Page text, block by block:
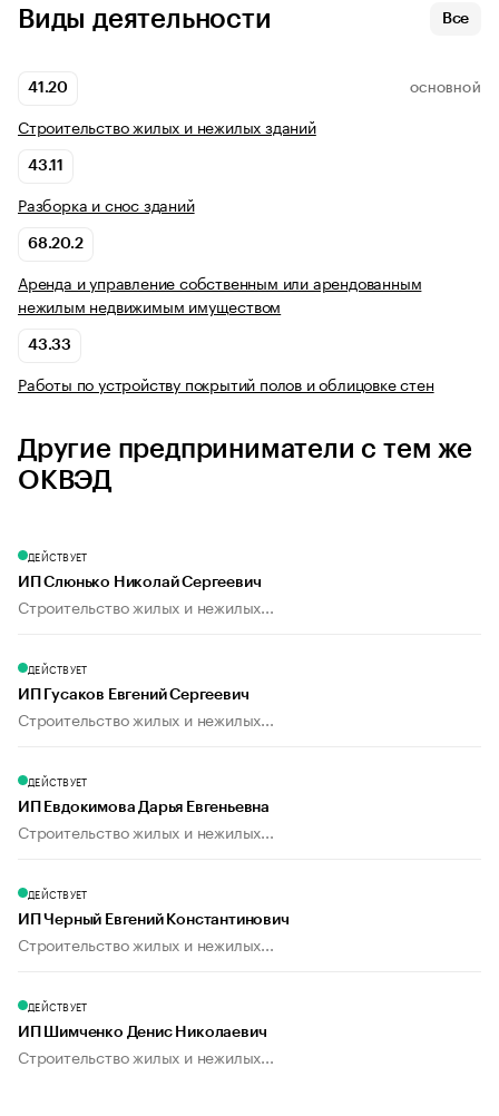
Виды деятельности Все
41.20 ОСНОВНОЙ
Строительство жилых и нежилых зданий
43.11
Разборка и снос зданий
68.20.2
Аренда и управление собственным или арендованным
нежилым недвижимым имуществом
43.33
Работы по устройству покрытий полов и облицовке стен
Другие предприниматели с тем же
ОКВЭД
ДЕЙСТВУЕТ
ИП Слюнько Николай Сергеевич
Строительство жилых и нежилых...
ДЕЙСТВУЕТ
ИП Гусаков Евгений Сергеевич
Строительство жилых и нежилых...
ДЕЙСТВУЕТ
ИП Евдокимова Дарья Евгеньевна
Строительство жилых и нежилых...
ДЕЙСТВУЕТ
ИП Черный Евгений Константинович
Строительство жилых и нежилых...
ДЕЙСТВУЕТ
ИП Шимченко Денис Николаевич
Строительство жилых и нежилых...